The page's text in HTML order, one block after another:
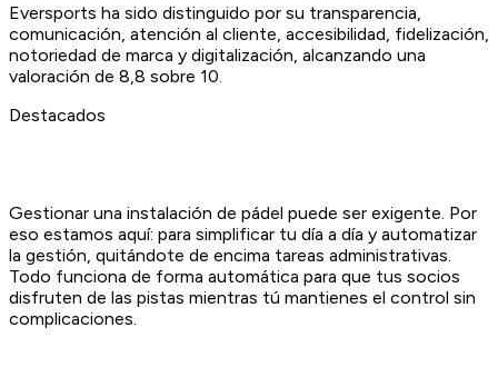
Eversports ha sido distinguido por su transparencia,
comunicación, atención al cliente, accesibilidad, fidelización,
notoriedad de marca y digitalización, alcanzando una
valoración de 8,8 sobre 10.
Destacados
Gestionar una instalación de pádel puede ser exigente. Por
eso estamos aquí: para simplificar tu día a día y automatizar
la gestión, quitándote de encima tareas administrativas.
Todo funciona de forma automática para que tus socios
disfruten de las pistas mientras tú mantienes el control sin
complicaciones.